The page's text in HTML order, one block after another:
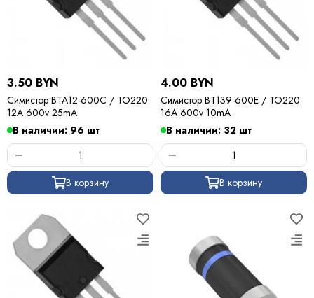
3.50 BYN
Симистор BTA12-600C / TO220
12A 600v 25mA
В наличии: 96 шт
В корзину
4.00 BYN
Симистор BT139-600E / TO220
16A 600v 10mA
В наличии: 32 шт
В корзину